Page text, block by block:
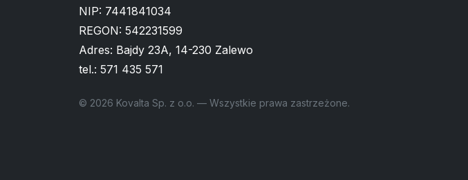
NIP: 7441841034
REGON: 542231599
Adres: Bajdy 23A, 14-230 Zalewo
tel.: 571 435 571
© 2026 Kovalta Sp. z o.o. — Wszystkie prawa zastrzeżone.